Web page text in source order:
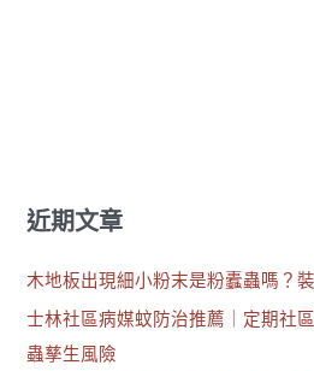
近期文章
木地板出現細小粉末是粉蠹蟲嗎？
士林社區病媒蚊防治推薦｜定期社
蟲孳生風險